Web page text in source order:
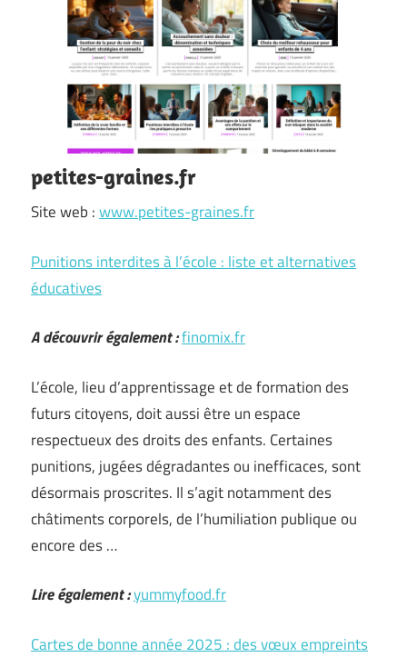
petites-graines.fr
Site web :www.petites-graines.fr
Punitions interdites à l’école : liste et alternatives
éducatives
A découvrir également :finomix.fr
L’école, lieu d’apprentissage et de formation des
futurs citoyens, doit aussi être un espace
respectueux des droits des enfants. Certaines
punitions, jugées dégradantes ou inefficaces, sont
désormais proscrites. Il s’agit notamment des
châtiments corporels, de l’humiliation publique ou
encore des …
Lire également :yummyfood.fr
Cartes de bonne année 2025 : des vœux empreints